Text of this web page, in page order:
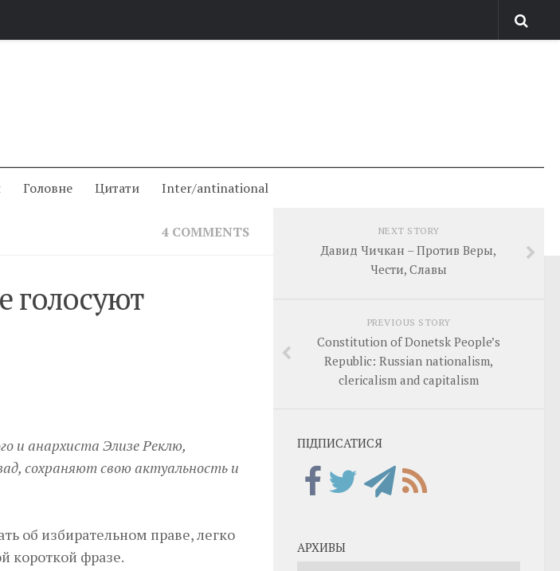
Головне Цитати Inter/antinational
4 COMMENTS
голосуют
и анархиста Элизе Реклю,
сохраняют свою актуальность и
об избирательном праве, легко
короткой фразе.
NEXT STORY
Давид Чичкан – Против Веры,
Чести, Славы
PREVIOUS STORY
Constitution of Donetsk People’s
Republic: Russian nationalism,
clericalism and capitalism
ПІДПИСАТИСЯ
АРХИВЫ